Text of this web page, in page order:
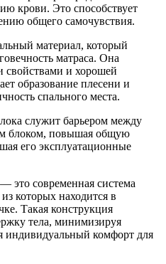
крови. Это способствует
общего самочувствия.
материал, который
матраса. Она
свойствами и хорошей
образование плесени и
спального места.
служит барьером между
блоком, повышая общую
его эксплуатационные
современная система
которых находится в
Такая конструкция
тела, минимизируя
индивидуальный комфорт для